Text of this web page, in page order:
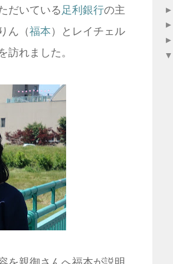
だいている 足利銀行の主
ん（福本 ）とレイチェル
訪れました。
►
►
►
▼